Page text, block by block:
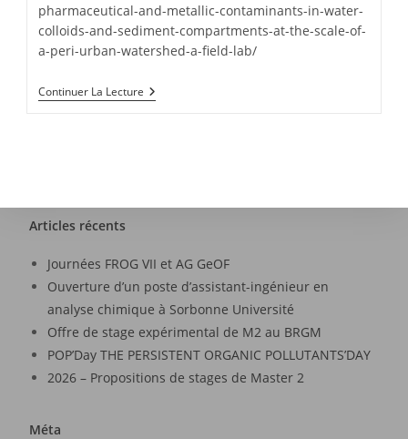
pharmaceutical-and-metallic-contaminants-in-water-
colloids-and-sediment-compartments-at-the-scale-of-
a-peri-urban-watershed-a-field-lab/
Continuer La Lecture
Articles récents
Journées FROG VII et AG GeOF
Ouverture d’un poste d’assistant-ingénieur en
analyse chimique à Sorbonne Université
Offre de stage expérimental de M2 au BRGM
POP’Day THE PERSISTENT ORGANIC POLLUTANTS’DAY
2026 – Propositions de stages de Master 2
Méta